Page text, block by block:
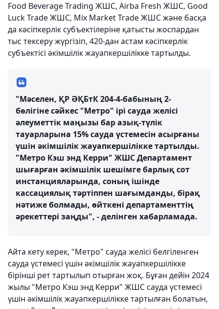
Food Beverage Trading ЖШС, Airba Fresh ЖШС, Good
Luck Trade ЖШС, Mix Market Trade ЖШС және басқа
да кәсіпкерлік субъектілеріне қатысты жоспардан
тыс тексеру жүргізіп, 420-дан астам кәсіпкерлік
субъектісі әкімшілік жауапкершілікке тартылды.
"Мәселен, ҚР ӘҚБтК 204-4-бабының 2-
бөлігіне сәйкес "Метро" ірі сауда желісі
әлеуметтік маңызы бар азық-түлік
тауарларына 15% сауда үстемесін асырғаны
үшін әкімшілік жауапкершілікке тартылды.
"Метро Кэш энд Керри" ЖШС Департамент
шығарған әкімшілік шешімге барлық сот
инстанцияларында, соның ішінде
кассациялық тәртіппен шағымданды, бірақ
нәтиже болмады, өйткені департаменттің
әрекеттері заңды", - делінген хабарламада.
Айта кету керек, "Метро" сауда желісі белгіленген
сауда үстемесі үшін әкімшілік жауапкершілікке
бірінші рет тартылып отырған жоқ. Бұған дейін 2024
жылы "Метро Кэш энд Керри" ЖШС сауда үстемесі
үшін әкімшілік жауапкершілікке тартылған болатын,